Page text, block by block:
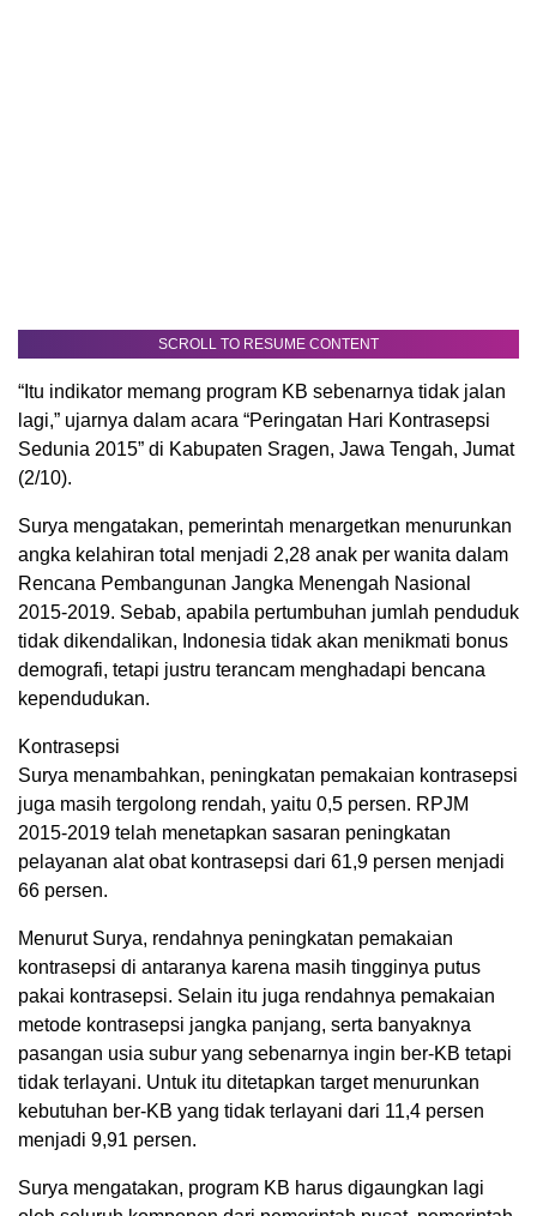
SCROLL TO RESUME CONTENT
“Itu indikator memang program KB sebenarnya tidak jalan
lagi,” ujarnya dalam acara “Peringatan Hari Kontrasepsi
Sedunia 2015” di Kabupaten Sragen, Jawa Tengah, Jumat
(2/10).
Surya mengatakan, pemerintah menargetkan menurunkan
angka kelahiran total menjadi 2,28 anak per wanita dalam
Rencana Pembangunan Jangka Menengah Nasional
2015-2019. Sebab, apabila pertumbuhan jumlah penduduk
tidak dikendalikan, Indonesia tidak akan menikmati bonus
demografi, tetapi justru terancam menghadapi bencana
kependudukan.
Kontrasepsi
Surya menambahkan, peningkatan pemakaian kontrasepsi
juga masih tergolong rendah, yaitu 0,5 persen. RPJM
2015-2019 telah menetapkan sasaran peningkatan
pelayanan alat obat kontrasepsi dari 61,9 persen menjadi
66 persen.
Menurut Surya, rendahnya peningkatan pemakaian
kontrasepsi di antaranya karena masih tingginya putus
pakai kontrasepsi. Selain itu juga rendahnya pemakaian
metode kontrasepsi jangka panjang, serta banyaknya
pasangan usia subur yang sebenarnya ingin ber-KB tetapi
tidak terlayani. Untuk itu ditetapkan target menurunkan
kebutuhan ber-KB yang tidak terlayani dari 11,4 persen
menjadi 9,91 persen.
Surya mengatakan, program KB harus digaungkan lagi